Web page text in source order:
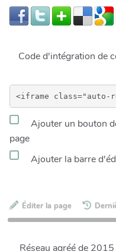
Code d'intégration de
Ajouter un bouton
page
Ajouter la barre
Éditer la page
Réseau agréé de